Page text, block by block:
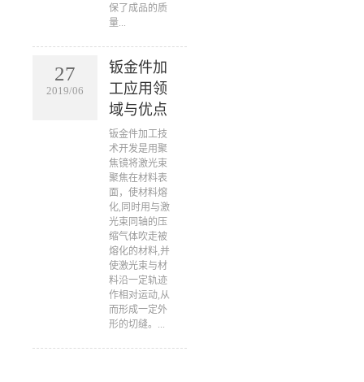
保了成品的质
量...
27
2019/06
钣金件加
工应用领
域与优点
​钣金件加工技
术开发是用聚
焦镜将激光束
聚焦在材料表
面，使材料熔
化,同时用与激
光束同轴的压
缩气体吹走被
熔化的材料,并
使激光束与材
料沿一定轨迹
作相对运动,从
而形成一定外
形的切缝。...